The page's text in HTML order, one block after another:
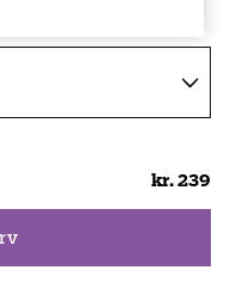
kr. 239